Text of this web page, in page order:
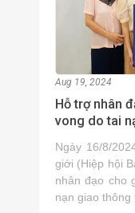
Aug 19, 2024
Hỗ trợ nhân
vong do tai
Ngày 16/8/
giới (Hiệp hội
nhân đạo cho
nạn giao thông